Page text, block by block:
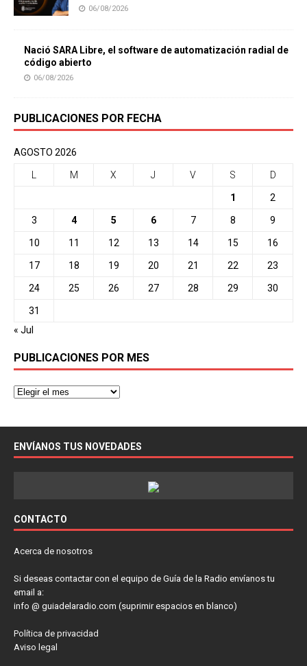
06/08/2026
Nació SARA Libre, el software de automatización radial de
código abierto
06/08/2026
PUBLICACIONES POR FECHA
AGOSTO 2026
M X J V S D
1 2
3 4 5 6 7 8 9
10 11 12 13 14 15 16
17 18 19 20 21 22 23
24 25 26 27 28 29 30
31
« Jul
PUBLICACIONES POR MES
ENVÍANOS TUS NOVEDADES
CONTACTO
Acerca de nosotros
Si deseas contactar con el equipo de Guía de la Radio envíanos tu
email a:
info @ guiadelaradio.com (suprimir espacios en blanco)
Política de privacidad
Aviso legal